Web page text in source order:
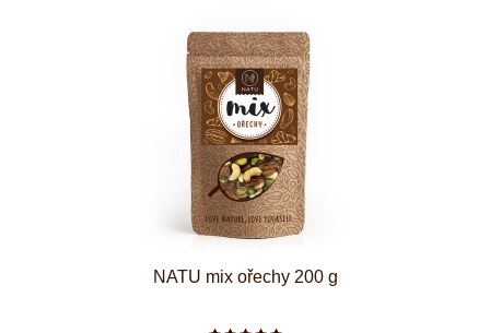
NATU mix ořechy 200 g